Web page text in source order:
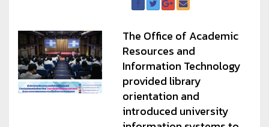
The Office of Academic
Resources and
Information Technology
provided library
orientation and
introduced university